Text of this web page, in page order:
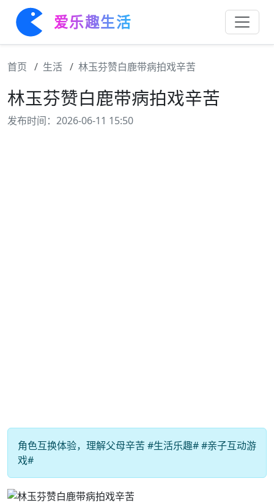
爱乐趣生活
首页 生活 林玉芬赞白鹿带病拍戏辛苦
林玉芬赞白鹿带病拍戏辛苦
发布时间：2026-06-11 15:50
角色互换体验，理解父母辛苦 #生活乐趣# #亲子互动游
戏#